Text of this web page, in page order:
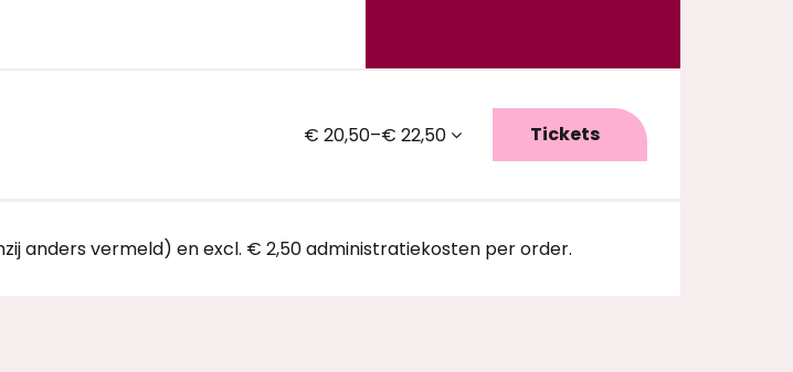
€ 20,50–€ 22,50 Tickets
anders vermeld) en excl. € 2,50 administratiekosten per order.